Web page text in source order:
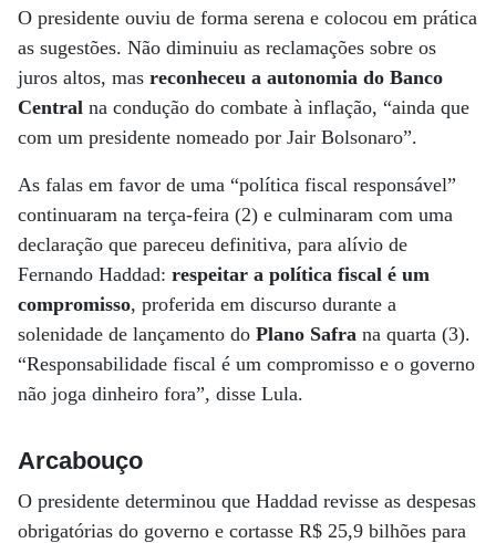
O presidente ouviu de forma serena e colocou em prática
as sugestões. Não diminuiu as reclamações sobre os
juros altos, mas reconheceu a autonomia do Banco
Central na condução do combate à inflação, “ainda que
com um presidente nomeado por Jair Bolsonaro”.
As falas em favor de uma “política fiscal responsável”
continuaram na terça-feira (2) e culminaram com uma
declaração que pareceu definitiva, para alívio de
Fernando Haddad: respeitar a política fiscal é um
compromisso, proferida em discurso durante a
solenidade de lançamento do Plano Safra na quarta (3).
“Responsabilidade fiscal é um compromisso e o governo
não joga dinheiro fora”, disse Lula.
Arcabouço
O presidente determinou que Haddad revisse as despesas
obrigatórias do governo e cortasse R$ 25,9 bilhões para